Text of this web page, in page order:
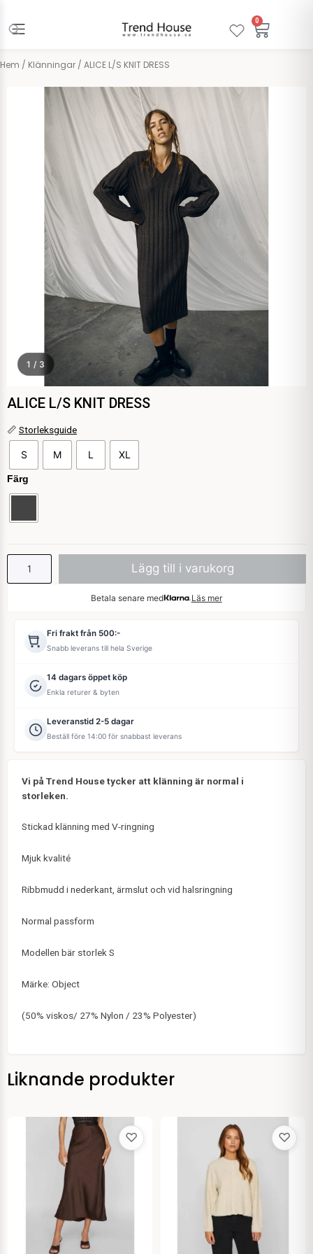
innehåll
0
Hem / Klänningar / ALICE L/S KNIT DRESS
1 / 3
ALICE L/S KNIT DRESS
📏 Storleksguide
S M L XL
Färg
ALICE
L/S
KNIT
DRESS
mängd
Lägg till i varukorg
Betala senare med Läs mer
Fri frakt från 500:-
Snabb leverans till hela Sverige
14 dagars öppet köp
Enkla returer & byten
Leveranstid 2-5 dagar
Beställ före 14:00 för snabbast leverans
Vi på Trend House tycker att klänning är normal i
storleken.
Stickad klänning med V-ringning
Mjuk kvalité
Ribbmudd i nederkant, ärmslut och vid halsringning
Normal passform
Modellen bär storlek S
Märke: Object
(50% viskos/ 27% Nylon / 23% Polyester)
Liknande produkter
♡ ♡